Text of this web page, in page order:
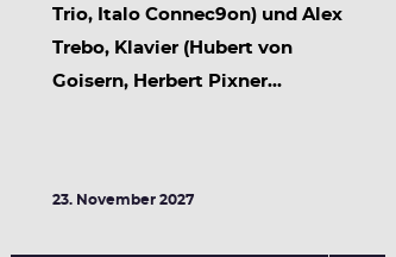
Trio, Italo Connec9on) und Alex
Trebo, Klavier (Hubert von
Goisern, Herbert Pixner...
23. November 2027